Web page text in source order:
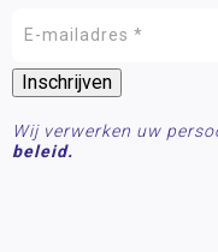
Wij verwerken uw
beleid.